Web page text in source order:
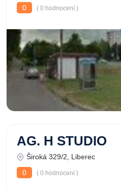
0
( 0 hodnocení )
AG. H STUDIO
Široká 329/2, Liberec
0
( 0 hodnocení )